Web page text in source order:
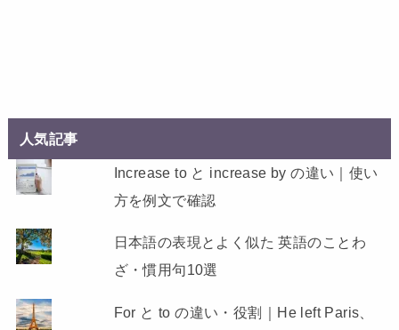
人気記事
Increase to と increase by の違い｜使い
方を例文で確認
日本語の表現とよく似た 英語のことわ
ざ・慣用句10選
For と to の違い・役割｜He left Paris、